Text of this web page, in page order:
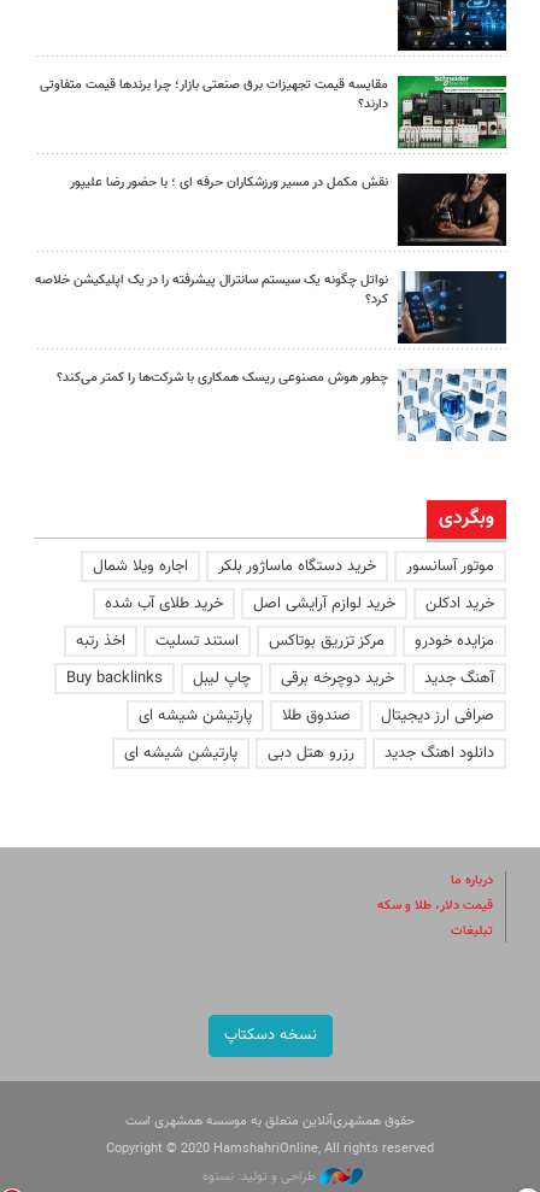
مقایسه قیمت تجهیزات برق صنعتی بازار؛ چرا برندها قیمت متفاوتی
دارند؟
نقش مکمل در مسیر ورزشکاران حرفه ای ؛ با حضور رضا علیپور
نواتل چگونه یک سیستم سانترال پیشرفته را در یک اپلیکیشن خلاصه
کرد؟
چطور هوش مصنوعی ریسک همکاری با شرکت‌ها را کمتر می‌کند؟
وبگردی
موتور آسانسور خرید دستگاه ماساژور بلکر
اجاره ویلا شمال
خرید ادکلن
خرید لوازم آرایشی اصل
خرید طلای آب شده
مزایده خودرو
مرکز تزریق بوتاکس استند تسلیت
اخذ رتبه
آهنگ جدید
خرید دوچرخه برقی چاپ لیبل
Buy backlinks
صرافی ارز دیجیتال
صندوق طلا
پارتیشن شیشه ای
دانلود اهنگ جدید
رزرو هتل دبی پارتیشن شیشه ای
درباره ما
قیمت دلار، طلا و سکه
تبلیغات
نسخه دسکتاپ
حقوق همشهری‌آنلاین متعلق به موسسه همشهری است
Copyright © 2020 HamshahriOnline, All rights reserved
طراحی و تولید: نستوه